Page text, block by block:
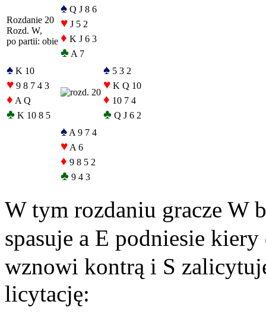
Rozdanie 20
Rozd. W,
po partii: obie
♠ Q J 8 6
♥ J 5 2
♦ K J 6 3
♣ A 7
♠ K 10
♥ 9 8 7 4 3
♦ A Q
♣ K 10 8 5
♠ 5 3 2
♥ K Q 10
♦ 10 7 4
♣ Q J 6 2
♠ A 9 7 4
♥ A 6
♦ 9 8 5 2
♣ 9 4 3
W tym rozdaniu gracze W
spasuje a E podniesie kiery
wznowi kontrą i S
licytację: